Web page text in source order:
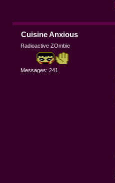
Cuisine Anxious
Radioactive ZOmbie
Messages: 241